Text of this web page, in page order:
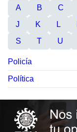
A B C
J
K L
S
T U
Policía
Política